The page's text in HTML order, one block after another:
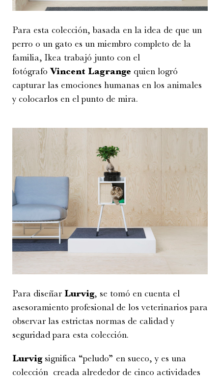
Para esta colección, basada en la idea de que un
perro o un gato es un miembro completo de la
familia, Ikea trabajó junto con el
fotógrafo Vincent Lagrange quien logró
capturar las emociones humanas en los animales
y colocarlos en el punto de mira.
Para diseñar Lurvig, se tomó en cuenta el
asesoramiento profesional de los veterinarios para
observar las estrictas normas de calidad y
seguridad para esta colección.
Lurvigsignifica “peludo” en sueco, y es una
colección creada alrededor de cinco actividades